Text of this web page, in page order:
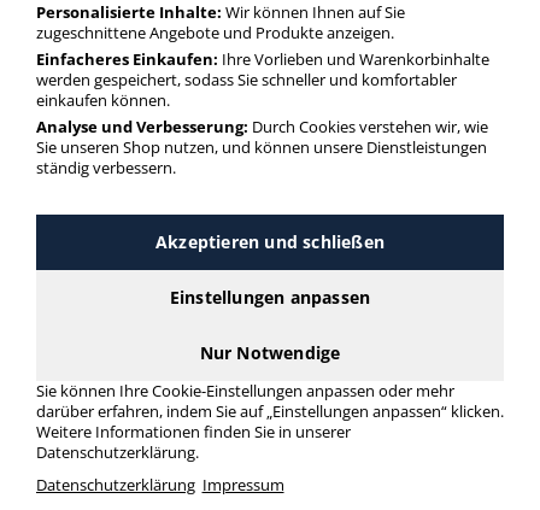
Heftstreifen blau
mehr Infos zur Kategorie
Heftstreifen
Kunststoff
Heftstreifen
Karton
Heftstreifen
Personalisierte Inhalte: Wir können Ihnen auf Sie
zugeschnittene Angebote und Produkte anzeigen.
Einfacheres Einkaufen: Ihre Vorlieben und Warenkorbinhalte
werden gespeichert, sodass Sie schneller und komfortabler
einkaufen können.
Analyse und Verbesserung: Durch Cookies verstehen wir, wie
Sie unseren Shop nutzen, und können unsere Dienstleistungen
ständig verbessern.
Akzeptieren und schließen
Einstellungen anpassen
Nur Notwendige
Sie können Ihre Cookie-Einstellungen anpassen oder mehr
darüber erfahren, indem Sie auf „Einstellungen anpassen“ klicken.
Weitere Informationen finden Sie in unserer
Datenschutzerklärung.
Datenschutzerklärung Impressum